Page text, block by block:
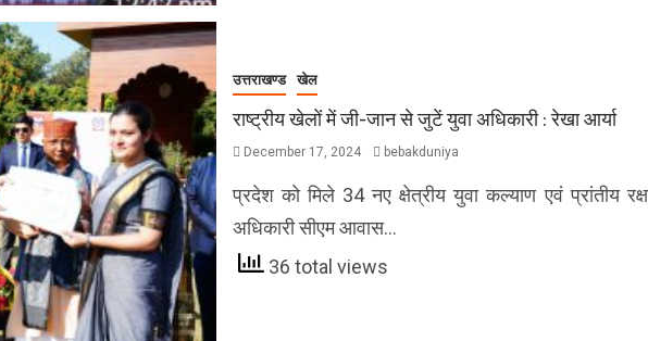
उत्तराखण्ड खेल
राष्ट्रीय खेलों में जी-जान से जुटें युवा अधिकारी : रेखा आर्या
December 17, 2024 bebakduniya
प्रदेश को मिले 34 नए क्षेत्रीय युवा कल्याण एवं प्रांतीय
अधिकारी सीएम आवास…
36 total views